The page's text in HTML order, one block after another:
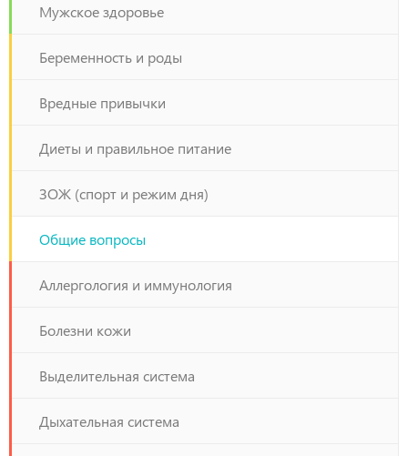
Мужское здоровье
Беременность и роды
Вредные привычки
Диеты и правильное питание
ЗОЖ (спорт и режим дня)
Общие вопросы
Аллергология и иммунология
Болезни кожи
Выделительная система
Дыхательная система